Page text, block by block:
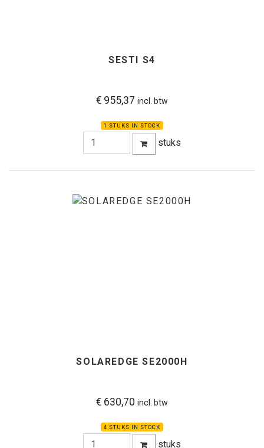
SESTI S4
€ 955,37 incl. btw
1 STUKS IN STOCK
stuks
SOLAREDGE SE2000H
€ 630,70 incl. btw
4 STUKS IN STOCK
stuks